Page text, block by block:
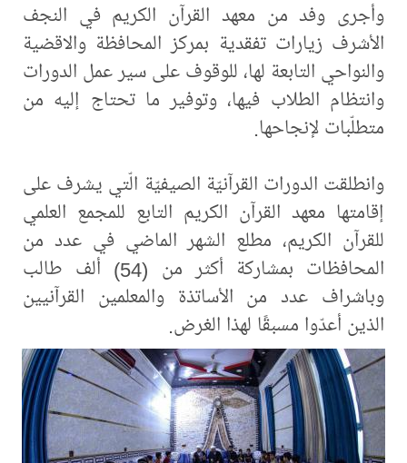
وأجرى وفد من معهد القرآن الكريم في النجف
الأشرف زيارات تفقدية بمركز المحافظة والاقضية
والنواحي التابعة لها، للوقوف على سير عمل الدورات
وانتظام الطلاب فيها، وتوفير ما تحتاج إليه من
متطلّبات لإنجاحها.
وانطلقت الدورات القرآنيّة الصيفيّة الّتي يشرف على
إقامتها معهد القرآن الكريم التابع للمجمع العلمي
للقرآن الكريم، مطلع الشهر الماضي في عدد من
المحافظات بمشاركة أكثر من (54) ألف طالب
وباشراف عدد من الأساتذة والمعلمين القرآنيين
الذين أعدّوا مسبقًا لهذا الغرض.